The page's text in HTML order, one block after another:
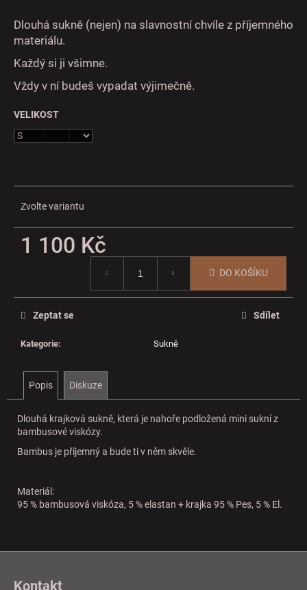
Dlouhá sukně (nejen) na slavnostní chvíle z příjemného
materiálu.
Každý si ji všimne.
Vždy v ní budeš vypadat výjimečně.
VELIKOST
Zvolte variantu
1 100 Kč
DO KOŠÍKU
Kategorie: Sukně
Zeptat se Sdílet
Popis Diskuze
Dlouhá krajková sukně, která je nahoře podložená mini sukní z
bambusové viskózy.
Bambus je příjemný a bude ti v něm skvěle.
Materiál:
95 % bambusová viskóza, 5 % elastan + krajka 95 % Pes, 5 % El.
u
j
e
m
e
Kontakt